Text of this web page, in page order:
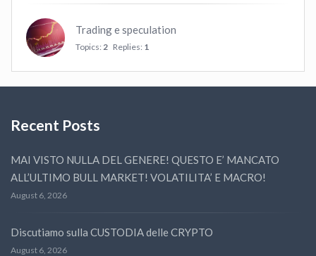
Trading e speculation
Topics: 2 Replies: 1
Recent Posts
MAI VISTO NULLA DEL GENERE! QUESTO E’ MANCATO
ALL’ULTIMO BULL MARKET! VOLATILITA’ E MACRO!
August 6, 2026
Discutiamo sulla CUSTODIA delle CRYPTO
August 6, 2026